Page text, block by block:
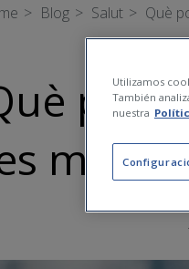
Blog Salut Què
mans?
Utilizamos
También
nuestra